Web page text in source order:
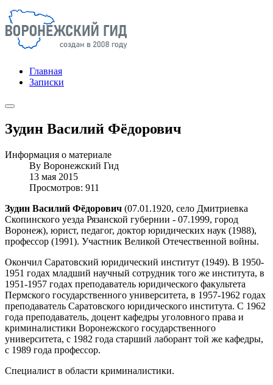
Главная
Записки
Зудин Василий Фёдорович
Информация о материале
By Воронежский Гид
13 мая 2015
Просмотров: 911
Зудин Василий Фёдорович (07.01.1920, село Дмитриевка
Скопинского уезда Рязанской губернии - 07.1999, город
Воронеж), юрист, педагог, доктор юридических наук (1988),
профессор (1991). Участник Великой Отечественной войны.
Окончил Саратовский юридический институт (1949). В 1950-
1951 годах младший научный сотрудник того же института, в
1951-1957 годах преподаватель юридического факультета
Пермского государственного университета, в 1957-1962 годах
преподаватель Саратовского юридического института. С 1962
года преподаватель, доцент кафедры уголовного права и
криминалистики Воронежского государственного
университета, с 1982 года старший лаборант той же кафедры,
с 1989 года профессор.
Специалист в области криминалистики.